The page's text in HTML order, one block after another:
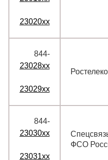
23020xx
844‑
23028xx
23029xx
844‑
23030xx
23031xx
ФСО